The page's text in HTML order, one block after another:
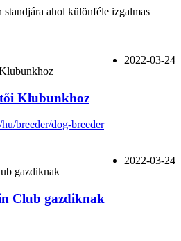
ahol különféle izgalmas
2022-03-24
Klubunkhoz
breeder/dog-breeder
2022-03-24
Club gazdiknak